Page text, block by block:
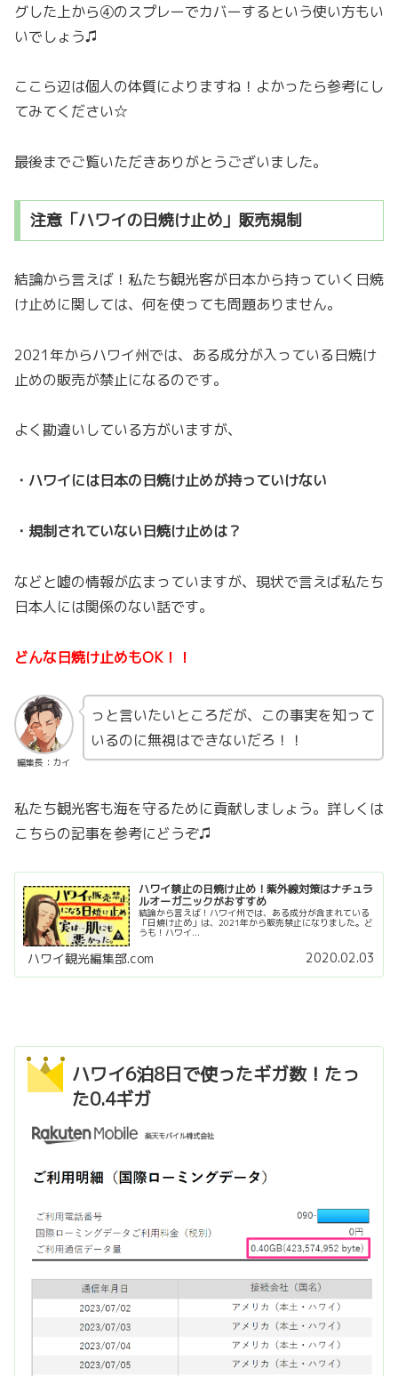
グした上から④のスプレーでカバーするという使い方もい
いでしょう♫
ここら辺は個人の体質によりますね！よかったら参考にし
てみてください☆
最後までご覧いただきありがとうございました。
注意「ハワイの日焼け止め」販売規制
結論から言えば！私たち観光客が日本から持っていく日焼
け止めに関しては、何を使っても問題ありません。
2021年からハワイ州では、ある成分が入っている日焼け
止めの販売が禁止になるのです。
よく勘違いしている方がいますが、
・ハワイには日本の日焼け止めが持っていけない
・規制されていない日焼け止めは？
などと嘘の情報が広まっていますが、現状で言えば私たち
日本人には関係のない話です。
どんな日焼け止めもOK！！
編集長：カイ
っと言いたいところだが、この事実を知って
いるのに無視はできないだろ！！
私たち観光客も海を守るために貢献しましょう。詳しくは
こちらの記事を参考にどうぞ♫
ハワイ禁止の日焼け止め！紫外線対策はナチュラ
ルオーガニックがおすすめ
結論から言えば！ハワイ州では、ある成分が含まれている
「日焼け止め」は、2021年から販売禁止になりました。ど
うも！ハワイ...
ハワイ観光編集部.com 2020.02.03
ハワイ6泊8日で使ったギガ数！たっ
た0.4ギガ